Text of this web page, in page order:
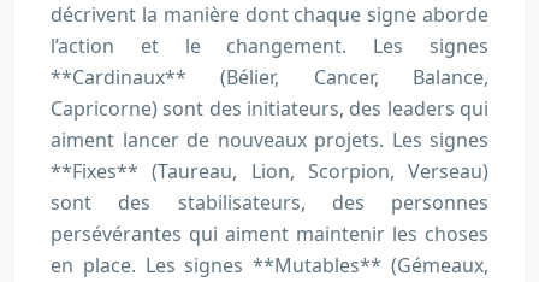
décrivent la manière dont chaque signe aborde
l’action et le changement. Les signes
**Cardinaux** (Bélier, Cancer, Balance,
Capricorne) sont des initiateurs, des leaders qui
aiment lancer de nouveaux projets. Les signes
**Fixes** (Taureau, Lion, Scorpion, Verseau)
sont des stabilisateurs, des personnes
persévérantes qui aiment maintenir les choses
en place. Les signes **Mutables** (Gémeaux,